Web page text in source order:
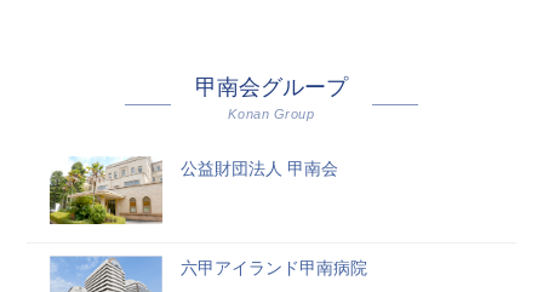
甲南会グループ
Konan Group
公益財団法人 甲南会
六甲アイランド甲南病院